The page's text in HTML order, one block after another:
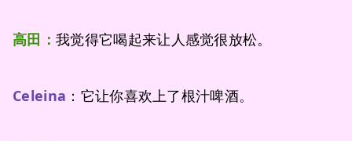
高田： 我觉得它喝起来让人感觉很放松。
Celeina ：它让你喜欢上了根汁啤酒。